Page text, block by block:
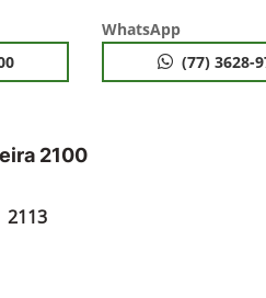
WhatsApp
(77) 3628-
2100
2113